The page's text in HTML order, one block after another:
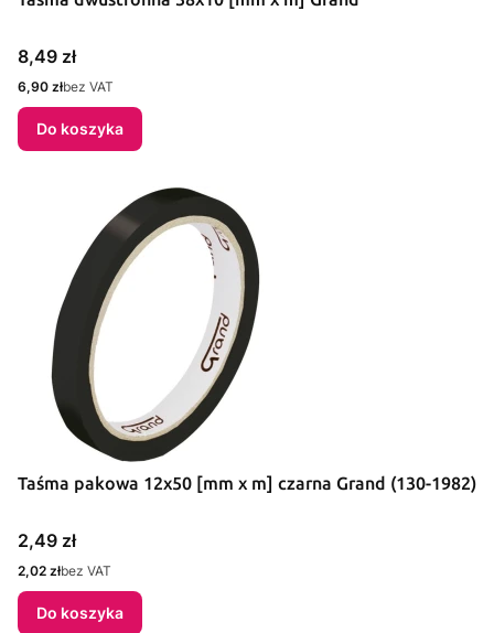
Cena
8,49 zł
Cena
6,90 złbez VAT
Do koszyka
Taśma pakowa 12x50 [mm x m] czarna Grand (130-1982)
Cena
2,49 zł
Cena
2,02 złbez VAT
Do koszyka